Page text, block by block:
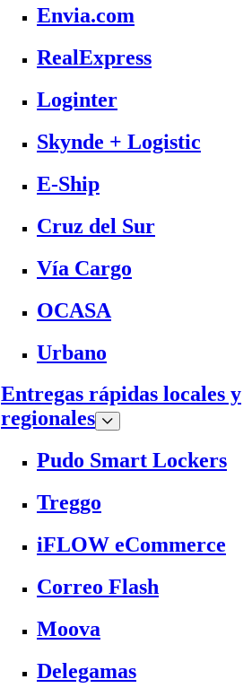
Envia.com
RealExpress
Loginter
Skynde + Logistic
E-Ship
Cruz del Sur
Vía Cargo
OCASA
Urbano
Entregas rápidas locales y
regionales
Pudo Smart Lockers
Treggo
iFLOW eCommerce
Correo Flash
Moova
Delegamas